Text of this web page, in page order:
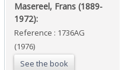
‎Masereel, Frans (1889-
1972):‎
Reference : 1736AG
(1976)
See the book